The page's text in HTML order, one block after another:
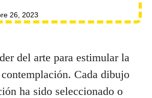
26, 2023
del arte para estimular la
Cada dibujo
ha sido seleccionado o